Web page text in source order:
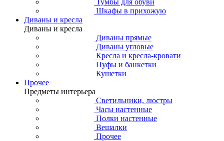
Шкафы в прихожую
Диваны и кресла
Диваны и кресла
Диваны прямые
Диваны угловые
Кресла и кресла-кровати
Пуфы и банкетки
Кушетки
Прочее
Предметы интерьера
Светильники, люстры
Часы настенные
Полки настенные
Вешалки
Прочее